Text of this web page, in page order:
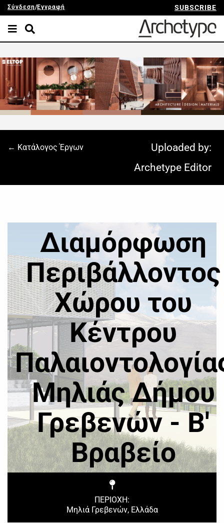
Σύνδεση/Εγγραφή SUBSCRIBE
← Κατάλογος Έργων
Uploaded by:
Archetype Editor
Διαμόρφωση
Περιβάλλοντος
Χώρου του
Κέντρου
Μηλιάς Δήμου
Γρεβενών - Β'
Βραβείο
ΠΕΡΙΟΧΗ:
Μηλιά Γρεβενών, Ελλάδα